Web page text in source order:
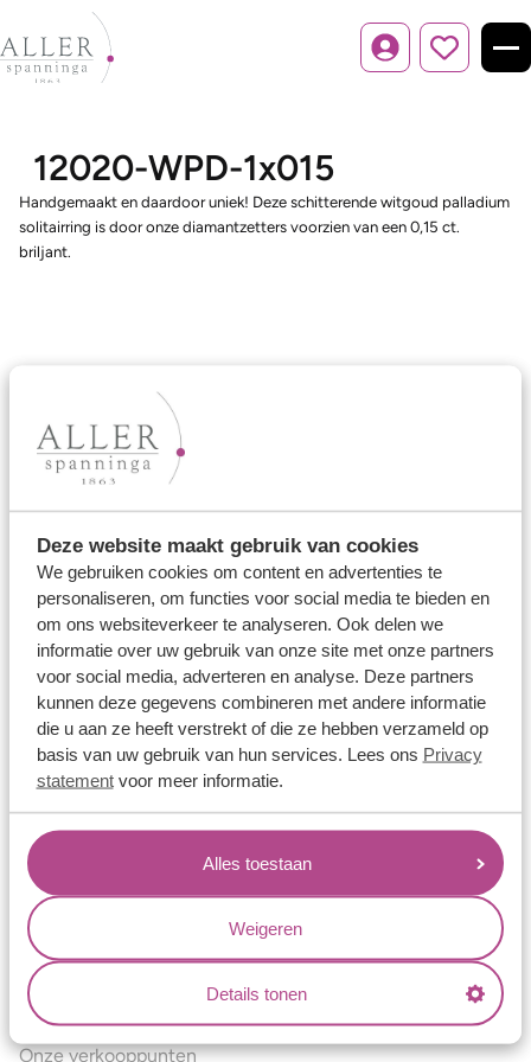
Deze website maakt gebruik van cookies
We gebruiken cookies om content en advertenties te
personaliseren, om functies voor social media te bieden en
om ons websiteverkeer te analyseren. Ook delen we
informatie over uw gebruik van onze site met onze partners
voor social media, adverteren en analyse. Deze partners
kunnen deze gegevens combineren met andere informatie
die u aan ze heeft verstrekt of die ze hebben verzameld op
basis van uw gebruik van hun services. Lees ons Privacy
statementvoor meer informatie.
Alles toestaan
Weigeren
Details tonen
Inloggen
12020-WPD-1x015
Handgemaakt en daardoor uniek! Deze schitterende witgoud palladium
solitairring is door onze diamantzetters voorzien van een 0,15 ct.
briljant.
Ons aanbod
Trouwringen
Verlovingsringen
Vriendschapsringen
Over ons
Aller Spanninga
Historie
Certificaten
Blogs
Jouw voordelen
Conflictvrije Materialen
Oneindig veel mogelijkheden
Kwaliteit
Juweliers & Contact
Onze verkooppunten